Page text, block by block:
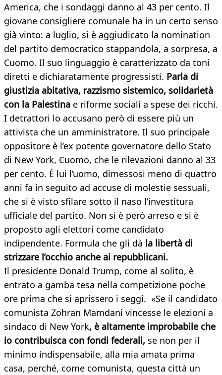
America, che i sondaggi danno al 43 per cento. Il
giovane consigliere comunale ha in un certo senso
già vinto: a luglio, si è aggiudicato la nomination
del partito democratico stappandola, a sorpresa, a
Cuomo. Il suo linguaggio è caratterizzato da toni
diretti e dichiaratamente progressisti. Parla di
giustizia abitativa, razzismo sistemico, solidarietà
con la Palestina e riforme sociali a spese dei ricchi.
I detrattori lo accusano però di essere più un
attivista che un amministratore. Il suo principale
oppositore è l’ex potente governatore dello Stato
di New York, Cuomo, che le rilevazioni danno al 33
per cento. È lui l’uomo, dimessosi meno di quattro
anni fa in seguito ad accuse di molestie sessuali,
che si è visto sfilare sotto il naso l’investitura
ufficiale del partito. Non si è però arreso e si è
proposto agli elettori come candidato
indipendente. Formula che gli dà la libertà di
strizzare l’occhio anche ai repubblicani.
Il presidente Donald Trump, come al solito, è
entrato a gamba tesa nella competizione poche
ore prima che si aprissero i seggi. «Se il candidato
comunista Zohran Mamdani vincesse le elezioni a
sindaco di New York, è altamente improbabile che
io contribuisca con fondi federali, se non per il
minimo indispensabile, alla mia amata prima
casa, perché, come comunista, questa città un